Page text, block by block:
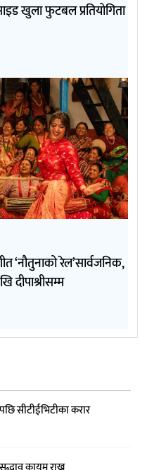
खुला फुटबल प्रतियोगिता
‘नौतुनाको रेल’सार्वजनिक,
दीपाश्रीसम्म
सीटीईभिटीका करार